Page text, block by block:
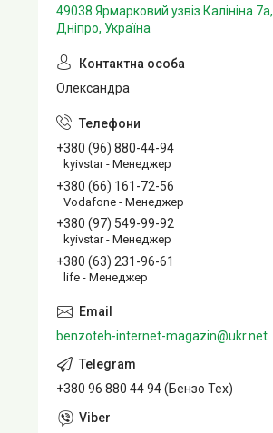
49038 Ярмарковий узвіз Калініна 7а,
Дніпро, Україна
Олександра
+380 (96) 880-44-94
kyivstar - Менеджер
+380 (66) 161-72-56
Vodafone - Менеджер
+380 (97) 549-99-92
kyivstar - Менеджер
+380 (63) 231-96-61
life - Менеджер
benzoteh-internet-magazin@ukr.net
+380 96 880 44 94 (Бензо Тех)